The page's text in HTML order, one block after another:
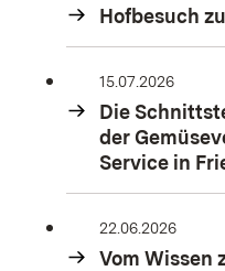
Hofbesuch
15.07.2026
Die
der
Service in
22.06.2026
Vom Wissen